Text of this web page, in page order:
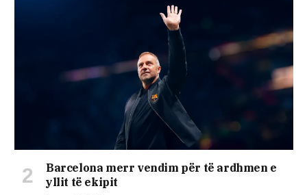
Barcelona merr vendim për të ardhmen e
yllit të ekipit